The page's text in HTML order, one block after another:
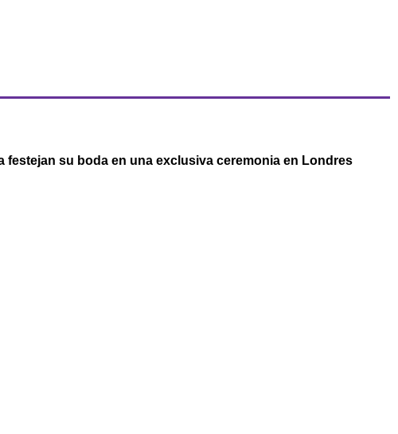
festejan su boda en una exclusiva ceremonia en Londres